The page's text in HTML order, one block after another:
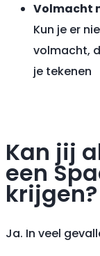
Volmacht
Kun je er
volmacht,
je tekenen
Kan jij
een
krijgen?
Ja. In veel